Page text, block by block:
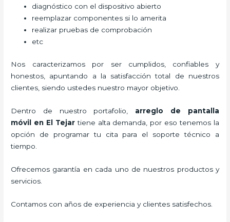
diagnóstico con el dispositivo abierto
reemplazar componentes si lo amerita
realizar pruebas de comprobación
etc
Nos caracterizamos por ser cumplidos, confiables y
honestos, apuntando a la satisfacción total de nuestros
clientes, siendo ustedes nuestro mayor objetivo.
Dentro de nuestro portafolio, arreglo de pantalla
móvil
en El Tejartiene alta demanda, por eso tenemos la
opción de programar tu cita para el soporte técnico a
tiempo.
Ofrecemos garantía en cada uno de nuestros productos y
servicios.
Contamos con años de experiencia y clientes satisfechos.